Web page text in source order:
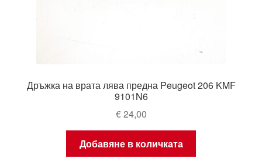
Дръжка на врата лява предна Peugeot 206 KMF
9101N6
€24,00
Добавяне в количката